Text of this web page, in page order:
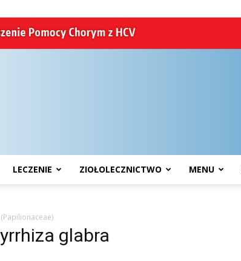
LECZENIE ZIOŁOLECZNICTWO MENU
glabra